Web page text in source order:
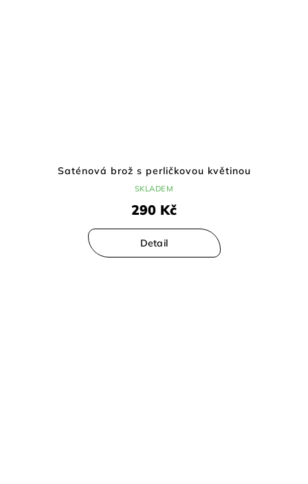
Saténová brož s perličkovou květinou
290 Kč
Detail
SKLADEM